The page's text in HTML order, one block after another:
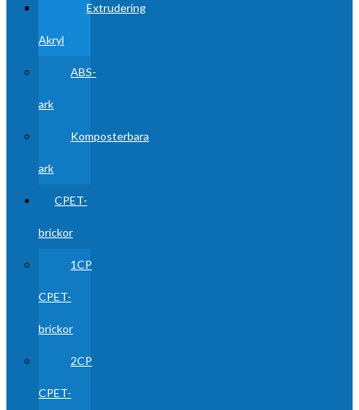
Extrudering
Akryl
ABS-
ark
Komposterbara
ark
CPET-
brickor
1CP
CPET-
brickor
2CP
CPET-